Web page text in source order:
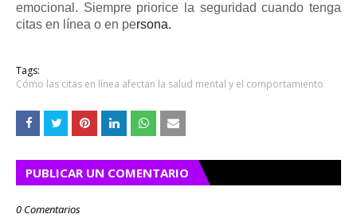
emocional. Siempre priorice la seguridad cuando tenga
citas en línea o en persona.
Tags:
Cómo las citas en línea afectan la salud mental y el comportamiento
PUBLICAR UN COMENTARIO
0 Comentarios